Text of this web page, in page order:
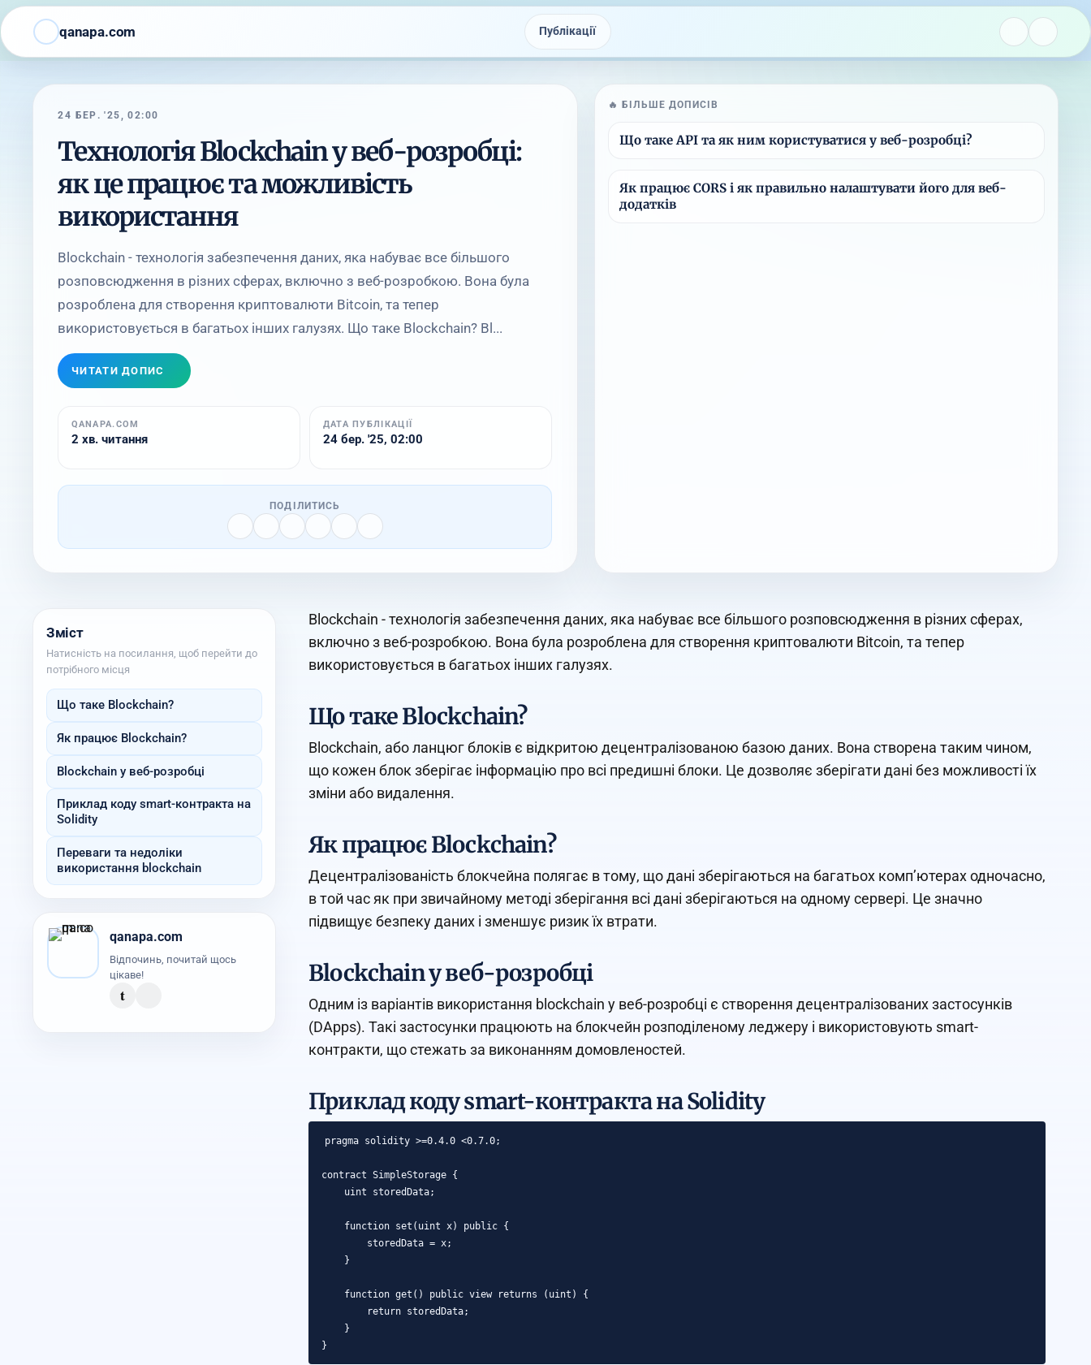
qanapa.com Публікації
24 БЕР. '25, 02:00
Технологія Blockchain у веб-розробці:
як це працює та можливість
використання
Blockchain - технологія забезпечення даних, яка набуває все більшого
розповсюдження в різних сферах, включно з веб-розробкою. Вона була
розроблена для створення криптовалюти Bitcoin, та тепер
використовується в багатьох інших галузях. Що таке Blockchain? Bl...
ЧИТАТИ ДОПИС
QANAPA.COM
2 хв. читання
ДАТА ПУБЛІКАЦІЇ
24 бер. '25, 02:00
ПОДІЛИТИСЬ
🔥 БІЛЬШЕ ДОПИСІВ
Що таке API та як ним користуватися у веб-розробці?
Як працює CORS і як правильно налаштувати його для веб-
додатків
Зміст
Натисність на посилання, щоб перейти до
потрібного місця
Що таке Blockchain?
Як працює Blockchain?
Blockchain у веб-розробці
Приклад коду smart-контракта на
Solidity
Переваги та недоліки
використання blockchain
qanapa.com
Відпочинь, почитай щось
цікаве!
t
Blockchain - технологія забезпечення даних, яка набуває все більшого розповсюдження в різних сферах,
включно з веб-розробкою. Вона була розроблена для створення криптовалюти Bitcoin, та тепер
використовується в багатьох інших галузях.
Що таке Blockchain?
Blockchain, або ланцюг блоків є відкритою децентралізованою базою даних. Вона створена таким чином,
що кожен блок зберігає інформацію про всі предишні блоки. Це дозволяє зберігати дані без можливості їх
зміни або видалення.
Як працює Blockchain?
Децентралізованість блокчейна полягає в тому, що дані зберігаються на багатьох комп’ютерах одночасно,
в той час як при звичайному методі зберігання всі дані зберігаються на одному сервері. Це значно
підвищує безпеку даних і зменшує ризик їх втрати.
Blockchain у веб-розробці
Одним із варіантів використання blockchain у веб-розробці є створення децентралізованих застосунків
(DApps). Такі застосунки працюють на блокчейн розподіленому леджеру і використовують smart-
контракти, що стежать за виконанням домовленостей.
Приклад коду smart-контракта на Solidity
pragma solidity >=0.4.0 <0.7.0;
contract SimpleStorage {
    uint storedData;
    function set(uint x) public {
        storedData = x;
    }
    function get() public view returns (uint) {
        return storedData;
    }